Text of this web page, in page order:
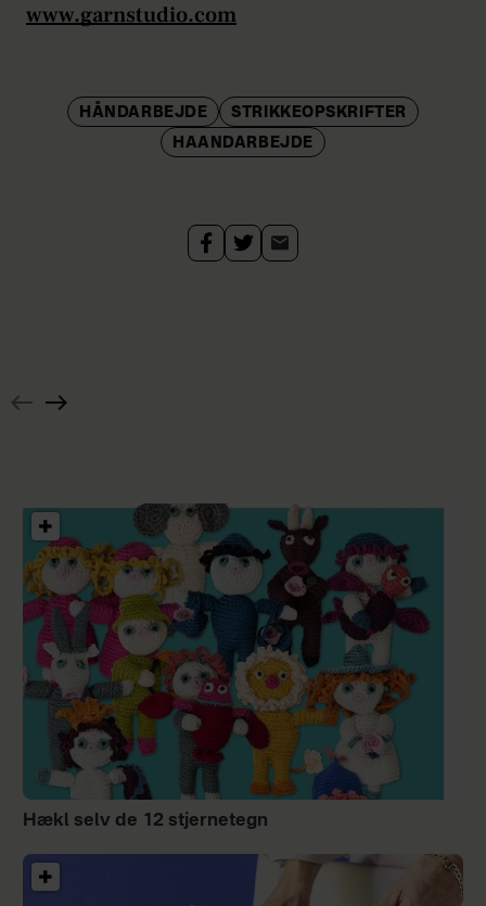
www.garnstudio.com
HÅNDARBEJDE
STRIKKEOPSKRIFTER
HAANDARBEJDE
pyntetørklæde
Hækl selv de 12 stjernetegn